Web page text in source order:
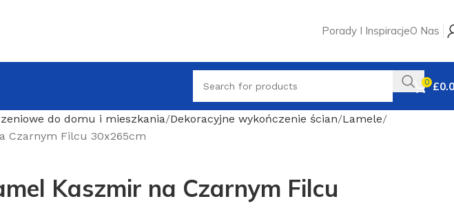
Porady I InspiracjeO Nas
0 £
do domu i mieszkania Dekoracyjne wykończenie ścian Lamele
Czarnym Filcu 30x265cm
Kaszmir na Czarnym Filcu